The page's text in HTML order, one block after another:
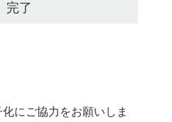
完了
にご協力をお願いしま